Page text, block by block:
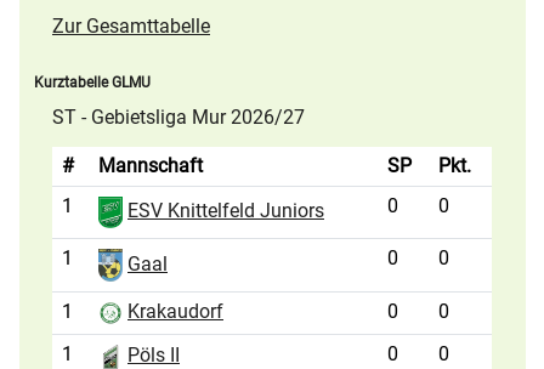
Zur Gesamttabelle
Kurztabelle GLMU
ST - Gebietsliga Mur 2026/27
# Mannschaft SP
Pkt.
1
ESV Knittelfeld Juniors 0 0
1 Gaal 0 0
1 Krakaudorf 0
0
1
Pöls II 0
0